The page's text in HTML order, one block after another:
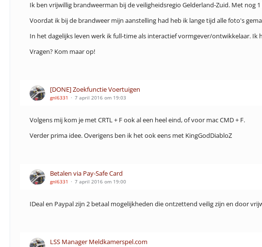
Ik ben vrijwillig brandweerman bij de veiligheidsregio Gelderland-Zuid. Met nog
Voordat ik bij de brandweer mijn aanstelling had heb ik lange tijd alle foto's
In het dagelijks leven werk ik full-time als interactief vormgever/ontwikkelaar.
Vragen? Kom maar op!
[DONE] Zoekfunctie Voertuigen
gnl6331 7 april 2016 om 19:03
Volgens mij kom je met CRTL + F ook al een heel eind, of voor mac CMD + F.
Verder prima idee. Overigens ben ik het ook eens met KingGodDiabloZ
Betalen via Pay-Safe Card
gnl6331 7 april 2016 om 19:00
IDeal en Paypal zijn 2 betaal mogelijkheden die ontzettend veilig zijn en door
LSS Manager Meldkamerspel.com